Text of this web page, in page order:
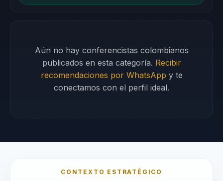
Aún no hay conferencistas colombianos
publicados en esta categoría. Recibir
recomendaciones por WhatsApp y te
conectamos con el perfil ideal.
CONTEXTO ESTRATÉGICO